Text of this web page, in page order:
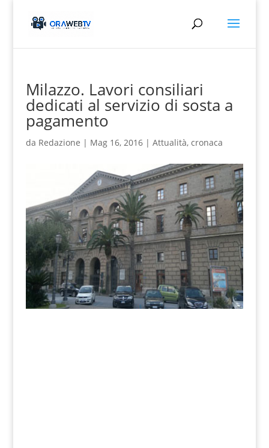
Milazzo. Lavori consiliari
dedicati al servizio di sosta a
pagamento
da Redazione | Mag 16, 2016| Attualità, cronaca